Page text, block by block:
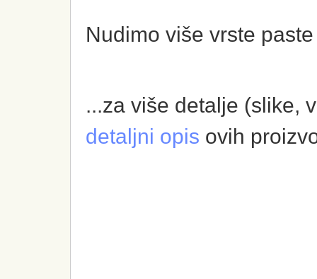
Nudimo više vrste
...za više detalje (slike,
detaljni opis ovih